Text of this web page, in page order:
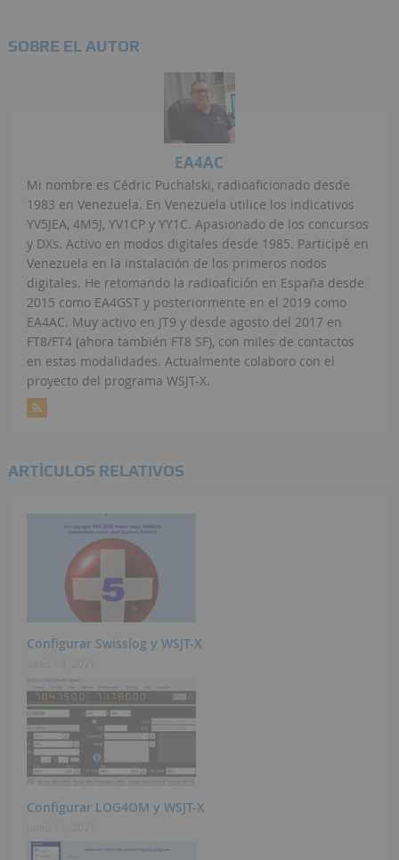
SOBRE EL AUTOR
EA4AC
Mi nombre es Cédric Puchalski, radioaficionado desde
1983 en Venezuela. En Venezuela utilice los indicativos
YV5JEA, 4M5J, YV1CP y YY1C. Apasionado de los concursos
y DXs. Activo en modos digitales desde 1985. Participé en
Venezuela en la instalación de los primeros nodos
digitales. He retomando la radioafición en España desde
2015 como EA4GST y posteriormente en el 2019 como
EA4AC. Muy activo en JT9 y desde agosto del 2017 en
FT8/FT4 (ahora también FT8 SF), con miles de contactos
en estas modalidades. Actualmente colaboro con el
proyecto del programa WSJT-X.
ARTÍCULOS RELATIVOS
Configurar Swisslog y WSJT-X
Configurar LOG4OM y WSJT-X